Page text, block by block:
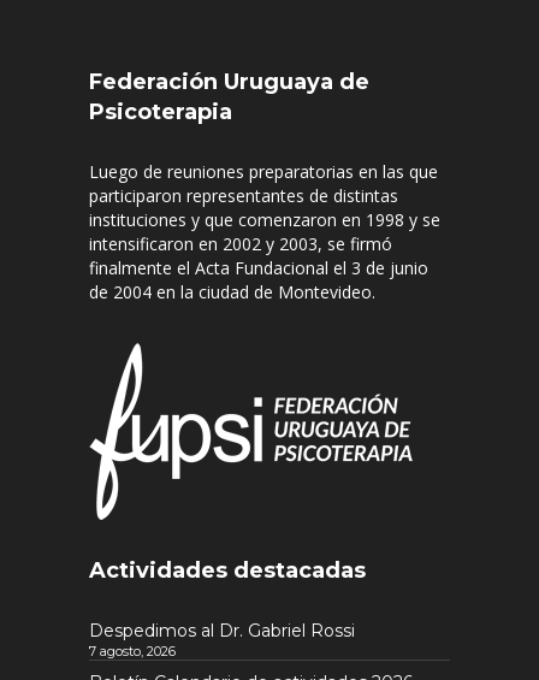
Federación Uruguaya de
Psicoterapia
Luego de reuniones preparatorias en las que
participaron representantes de distintas
instituciones y que comenzaron en 1998 y se
intensificaron en 2002 y 2003, se firmó
finalmente el Acta Fundacional el 3 de junio
de 2004 en la ciudad de Montevideo.
Actividades destacadas
Despedimos al Dr. Gabriel Rossi
7 agosto, 2026